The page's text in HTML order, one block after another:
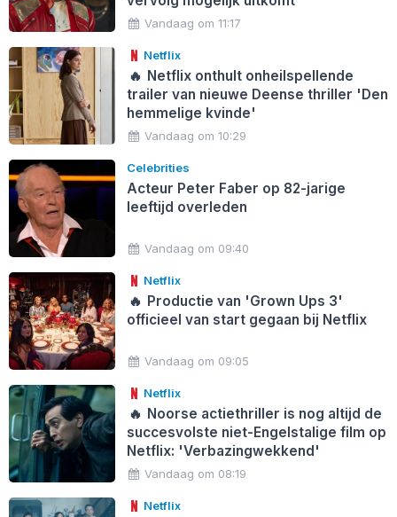
Vandaag om 11:17
Netflix
🔥 Netflix onthult onheilspellende
trailer van nieuwe Deense thriller 'Den
hemmelige kvinde'
Vandaag om 10:29
Celebrities
Acteur Peter Faber op 82-jarige
leeftijd overleden
Vandaag om 09:40
Netflix
🔥 Productie van 'Grown Ups 3'
officieel van start gegaan bij Netflix
Vandaag om 09:05
Netflix
🔥 Noorse actiethriller is nog altijd de
succesvolste niet-Engelstalige film op
Netflix: 'Verbazingwekkend'
Vandaag om 08:19
Netflix